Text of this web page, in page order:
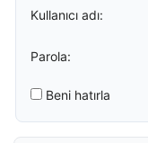
Kullanıcı adı:
Parola:
Beni hatırla